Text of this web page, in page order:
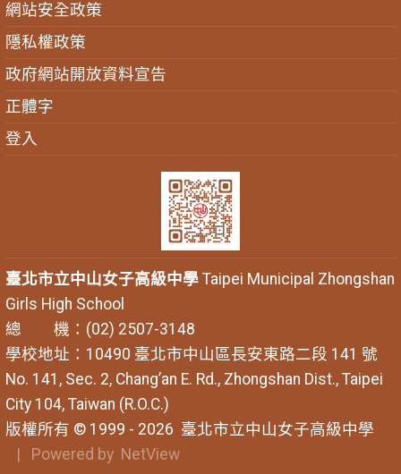
網站安全政策
隱私權政策
政府網站開放資料宣告
正體字
登入
臺北市立中山女子高級中學Taipei Municipal Zhongshan
Girls High School
總 機：(02) 2507-3148
學校地址：10490 臺北市中山區長安東路二段 141 號
No. 141, Sec. 2, Chang’an E. Rd., Zhongshan Dist., Taipei
City 104, Taiwan (R.O.C.)
版權所有 © 1999 - 2026 臺北市立中山女子高級中學
| Powered by NetView